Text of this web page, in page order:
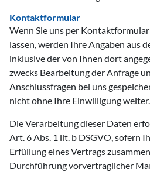
Kontaktformular
Wenn Sie uns per
lassen, werden Ihre Angaben aus
inklusive der von Ihnen dort
zwecks Bearbeitung der Anfrage
Anschlussfragen bei uns
nicht ohne Ihre Einwilligung weiter.
Die Verarbeitung dieser Daten
Art. 6 Abs. 1 lit. b DSGVO, sofern
Erfüllung eines Vertrags
Durchführung vorvertraglicher